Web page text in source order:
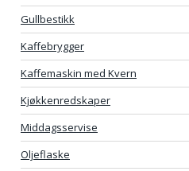
Gullbestikk
Kaffebrygger
Kaffemaskin med Kvern
Kjøkkenredskaper
Middagsservise
Oljeflaske